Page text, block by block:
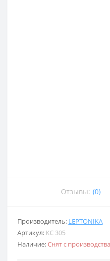
Отзывы: (0)
Производитель: LEPTONIKA
Артикул: KC 305
Наличие:Снят с производства